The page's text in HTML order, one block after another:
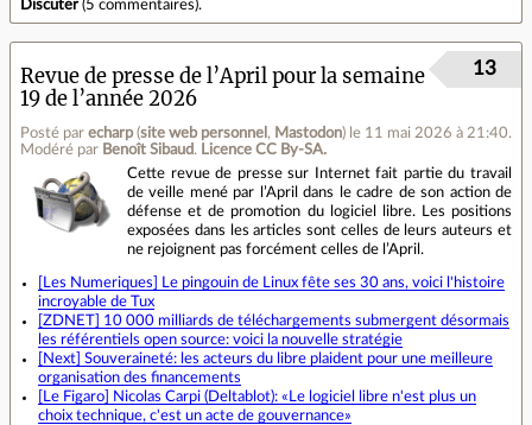
Discuter(5 commentaires).
Revue de presse de l’April pour la semaine
19 de l’année 2026
Posté par echarp(site web personnel , Mastodon) le 11 mai 2026 à 21:40.
Modéré par Benoît Sibaud. Licence CC By‑SA.
13
Cette revue de presse sur Internet fait partie du travail
de veille mené par l’April dans le cadre de son action de
défense et de promotion du logiciel libre. Les positions
exposées dans les articles sont celles de leurs auteurs et
ne rejoignent pas forcément celles de l’April.
[Les Numeriques] Le pingouin de Linux fête ses 30 ans, voici l'histoire
incroyable de Tux
[ZDNET] 10 000 milliards de téléchargements submergent désormais
les référentiels open source: voici la nouvelle stratégie
[Next] Souveraineté: les acteurs du libre plaident pour une meilleure
organisation des financements
[Le Figaro] Nicolas Carpi (Deltablot): «Le logiciel libre n'est plus un
choix technique, c'est un acte de gouvernance»